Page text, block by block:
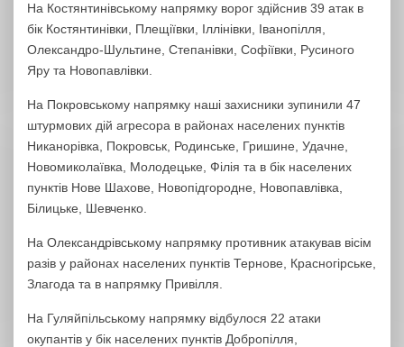
На Костянтинівському напрямку ворог здійснив 39 атак в
бік Костянтинівки, Плещіївки, Іллінівки, Іванопілля,
Олександро-Шультине, Степанівки, Софіївки, Русиного
Яру та Новопавлівки.
На Покровському напрямку наші захисники зупинили 47
штурмових дій агресора в районах населених пунктів
Никанорівка, Покровськ, Родинське, Гришине, Удачне,
Новомиколаївка, Молодецьке, Філія та в бік населених
пунктів Нове Шахове, Новопідгородне, Новопавлівка,
Білицьке, Шевченко.
На Олександрівському напрямку противник атакував вісім
разів у районах населених пунктів Тернове, Красногірське,
Злагода та в напрямку Привілля.
На Гуляйпільському напрямку відбулося 22 атаки
окупантів у бік населених пунктів Добропілля,